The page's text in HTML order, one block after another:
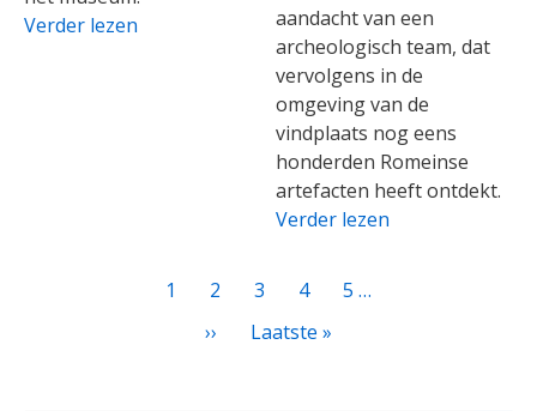
Verder lezen
aandacht van een
archeologisch team, dat
vervolgens in de
omgeving van de
vindplaats nog eens
honderden Romeinse
artefacten heeft ontdekt.
Verder lezen
Huidige
1 Page
2 Page
3 Page
4 Page
5 …
Volgende
››
Laatste
Laatste »